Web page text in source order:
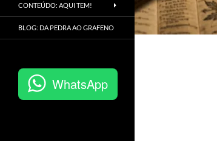
CONTEÚDO: AQUI TEM!
BLOG: DA PEDRA AO GRAFENO
WhatsApp